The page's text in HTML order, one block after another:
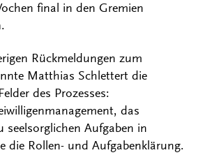
final in den Gremien
Rückmeldungen zum
Matthias Schlettert die
des Prozesses:
das
seelsorglichen Aufgaben in
die Rollen- und Aufgabenklärung.